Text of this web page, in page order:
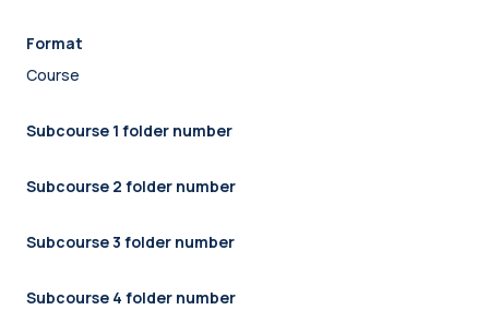
Format
Course
Subcourse 1 folder number
Subcourse 2 folder number
Subcourse 3 folder number
Subcourse 4 folder number